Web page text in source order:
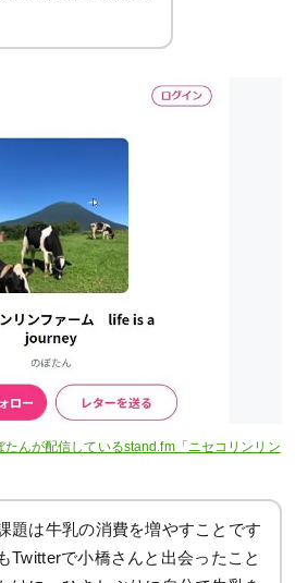
んが配信しているstand.fm「ニセコリンリン
題は牛乳の消費を増やすことです
Twitterで小橋さんと出会ったこと